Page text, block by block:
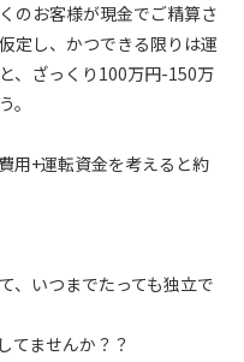
のお客様が現金でご精算さ
定し、かつできる限りは運
、ざっくり100万円-150万
。
用+運転資金を考えると約
、いつまでたっても独立で
てませんか？？